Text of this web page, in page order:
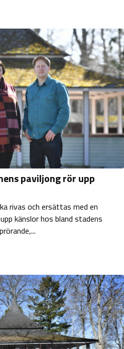
paviljong rör upp
rivas och ersättas med en
känslor hos bland stadens